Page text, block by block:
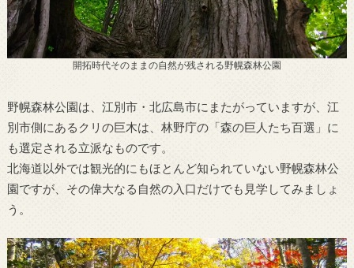
開拓時代そのままの自然が残される野幌森林公園
野幌森林公園は、江別市・北広島市にまたがっていますが、江
別市側にあるクリの巨木は、林野庁の「森の巨人たち百選」に
も選定される立派なものです。
北海道以外では観光的にもほとんど知られていない野幌森林公
園ですが、その偉大なる自然の入口だけでも見学してみましょ
う。